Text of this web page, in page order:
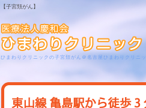
【子宮頚がん】
ひまわりクリニックの子宮頚がん＠名古屋ひまわりクリニ